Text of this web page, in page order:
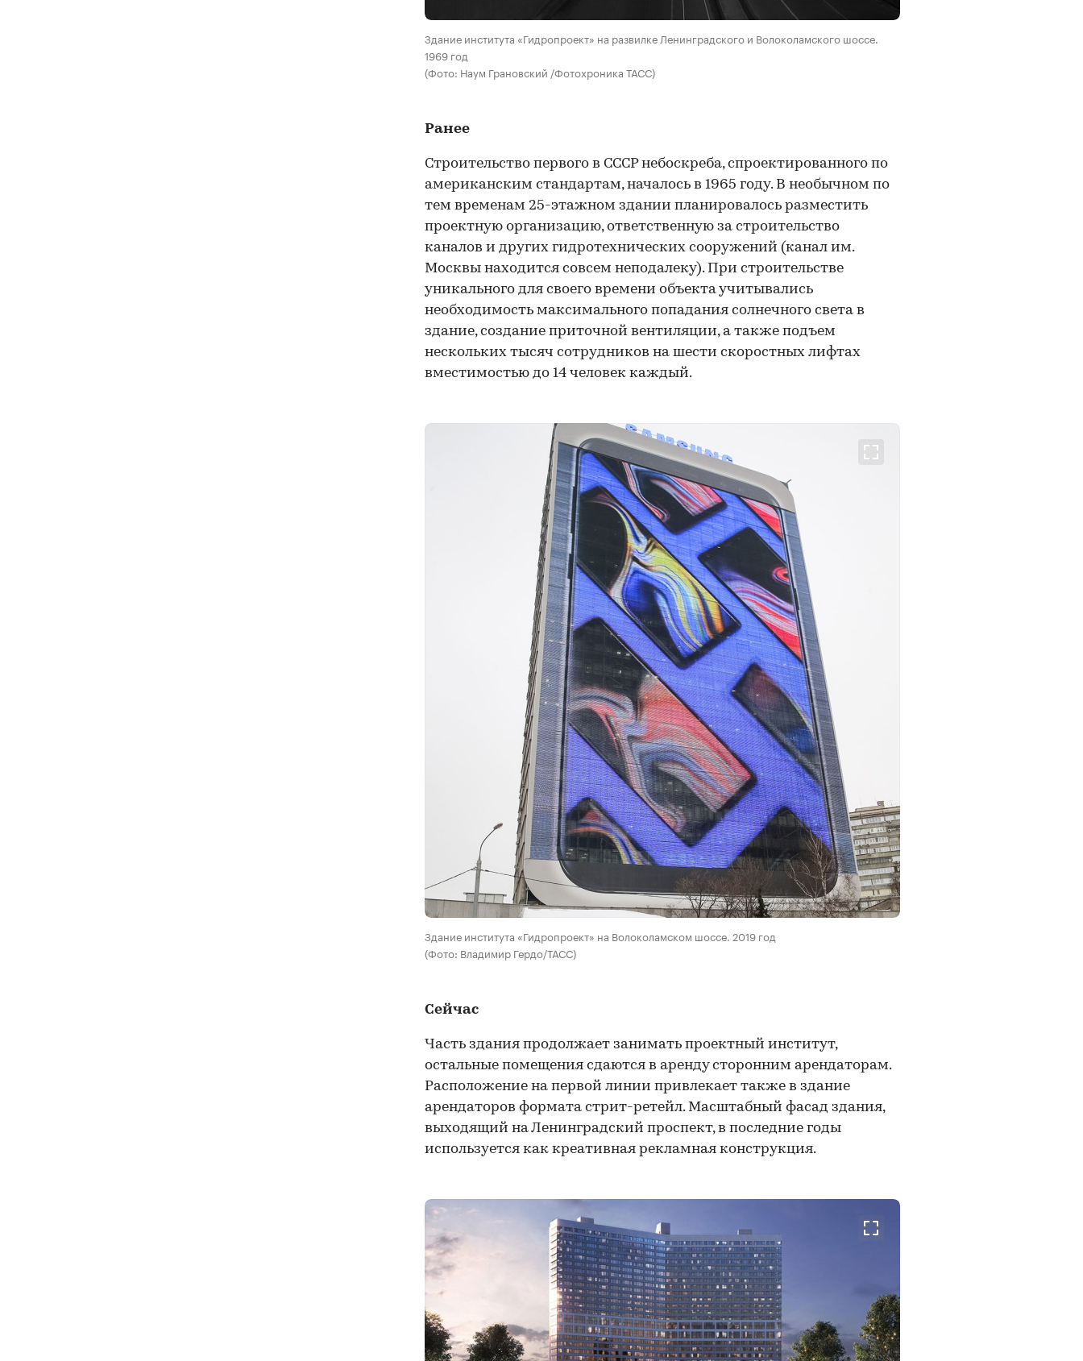
Здание института «Гидропроект» на развилке Ленинградского и Волоколамского шоссе.
1969 год
(Фото: Наум Грановский /Фотохроника ТАСС)
Ранее
Строительство первого в СССР небоскреба, спроектированного по
американским стандартам, началось в 1965 году. В необычном по
тем временам 25-этажном здании планировалось разместить
проектную организацию, ответственную за строительство
каналов и других гидротехнических сооружений (канал им.
Москвы находится совсем неподалеку). При строительстве
уникального для своего времени объекта учитывались
необходимость максимального попадания солнечного света в
здание, создание приточной вентиляции, а также подъем
нескольких тысяч сотрудников на шести скоростных лифтах
вместимостью до 14 человек каждый.
Здание института «Гидропроект» на Волоколамском шоссе. 2019 год
(Фото: Владимир Гердо/ТАСС)
Сейчас
Часть здания продолжает занимать проектный институт,
остальные помещения сдаются в аренду сторонним арендаторам.
Расположение на первой линии привлекает также в здание
арендаторов формата стрит-ретейл. Масштабный фасад здания,
выходящий на Ленинградский проспект, в последние годы
используется как креативная рекламная конструкция.